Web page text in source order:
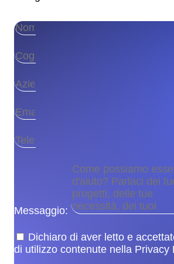
Messaggio:
Dichiaro di aver letto e
di utilizzo contenute nella Privacy